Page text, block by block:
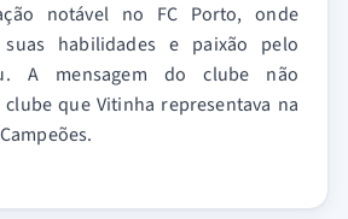
notável no FC Porto, onde
suas habilidades e paixão pelo
A mensagem do clube não
que Vitinha representava na